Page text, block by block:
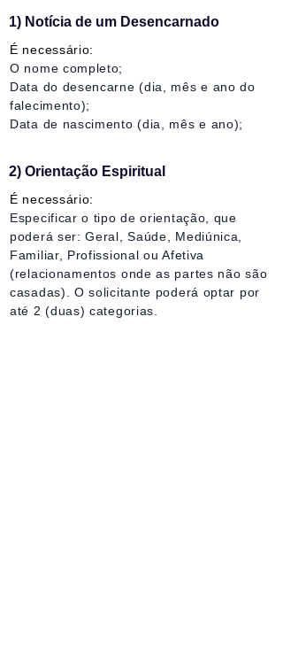
1) Notícia de um Desencarnado
É necessário:
O nome completo;
Data do desencarne (dia, mês e ano do
falecimento);
Data de nascimento (dia, mês e ano);
2) Orientação Espiritual
É necessário:
Especificar o tipo de orientação, que
poderá ser: Geral, Saúde, Mediúnica,
Familiar, Profissional ou Afetiva
(relacionamentos onde as partes não são
casadas). O solicitante poderá optar por
até 2 (duas) categorias.